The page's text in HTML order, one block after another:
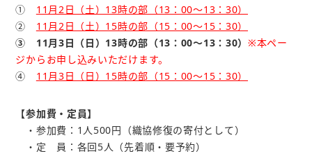
① 11月2日（土）13時の部（13：00〜13：30）
② 11月2日（土）15時の部（15：00〜15：30）
③ 11月3日（日）13時の部（13：00〜13：30）※本ペー
ジからお申し込みいただけます。
④ 11月3日（日）15時の部（15：00〜15：30）
【参加費・定員】
・参加費：1人500円（織協修復の寄付として）
・定 員：各回5人（先着順・要予約）